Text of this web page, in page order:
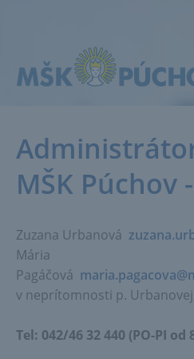
MŠK Púchov
Zuzana Urbanová
Mária
Pagáčová
v neprítomnosti p.
Tel: 042/46 32 440 (PO-PI od